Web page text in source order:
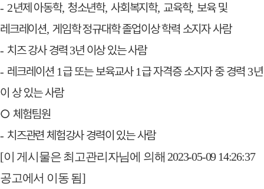
- 2년제 아동학, 청소년학,사회복지학, 교육학, 보육 및
레크레이션, 게임학 정규대학 졸업이상 학력 소지자사람
- 치즈 강사 경력 3년 이상 있는 사람
- 레크레이션 1급 또는 보육교사1급 자격증 소지자 중 경력 3년
이 상 있는 사람
○ 체험팀원
- 치즈관련 체험강사 경력이 있는 사람
[이 게시물은 최고관리자님에 의해 2023-05-09 14:26:37
공고에서 이동 됨]